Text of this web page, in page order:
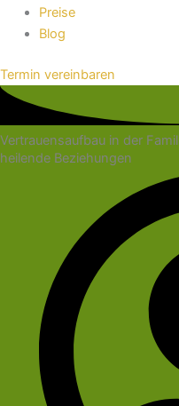
Preise
Blog
Termin vereinbaren
Vertrauensaufbau in der
heilende Beziehungen